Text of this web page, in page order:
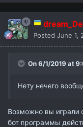
Posted June 1,
On 6/1/2019 at
Нету нечего
Возможно вы играли
бот программы